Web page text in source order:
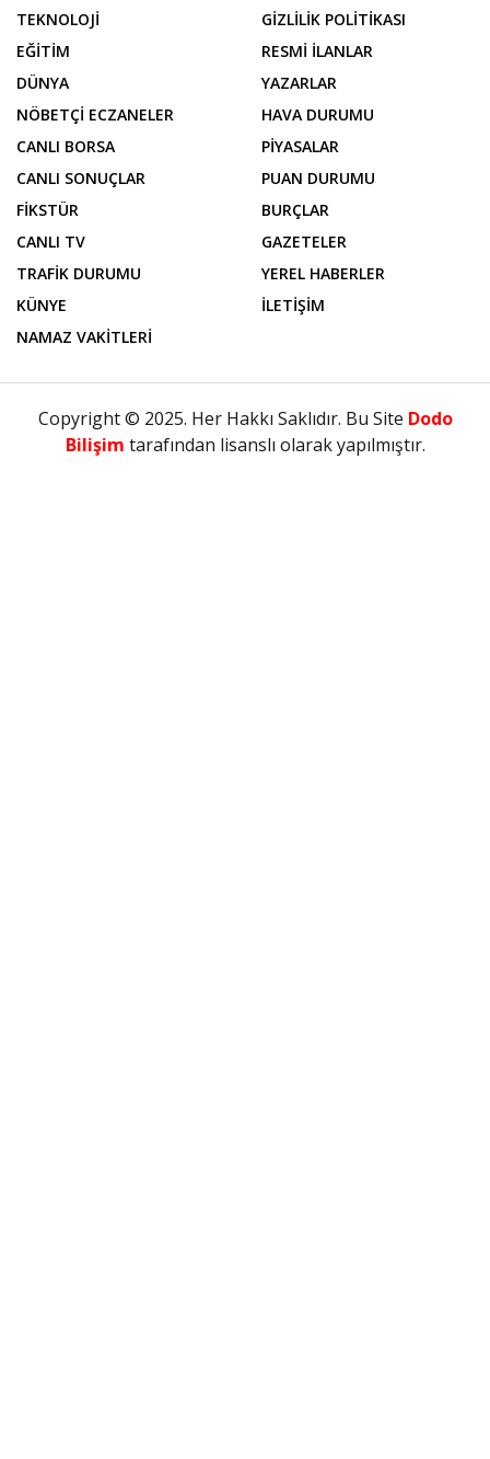
SPOR
MAGAZİN
TEKNOLOJİ
EĞİTİM
DÜNYA
RÖPORTAJ
SESLİ HABERLER
GİZLİLİK POLİTİKASI
RESMİ İLANLAR
YAZARLAR
NÖBETÇİ ECZANELER
CANLI BORSA
CANLI SONUÇLAR
FİKSTÜR
CANLI TV
TRAFİK DURUMU
HAVA DURUMU
PİYASALAR
PUAN DURUMU
BURÇLAR
GAZETELER